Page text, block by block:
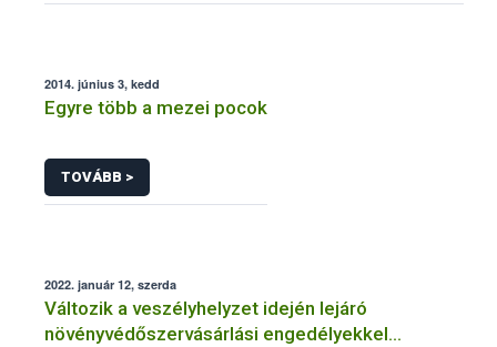
2014. június 3, kedd
Egyre több a mezei pocok
TOVÁBB >
2022. január 12, szerda
Változik a veszélyhelyzet idején lejáró
növényvédőszervásárlási engedélyekkel